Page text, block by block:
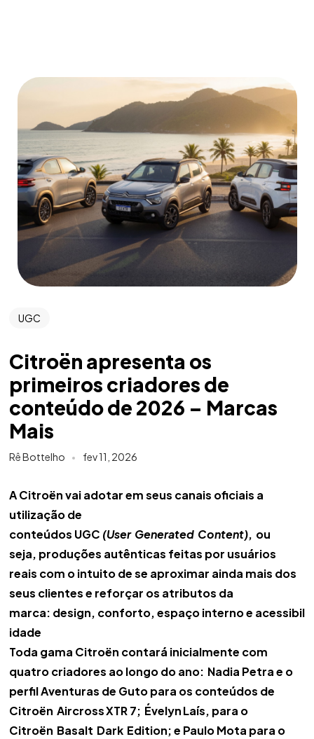
UGC
Citroën apresenta os
primeiros criadores de
conteúdo de 2026 – Marcas
Mais
Rê Bottelho fev 11, 2026
A Citroën vai adotar em seus canais oficiais a
utilização de
conteúdos UGC (User Generated Content), ou
seja, produções autênticas feitas por usuários
reais com o intuito de se aproximar ainda mais dos
seus clientes e reforçar os atributos da
marca: design, conforto, espaço interno e acessibil
idade
Toda gama Citroën contará inicialmente com
quatro criadores ao longo do ano: Nadia Petra e o
perfil Aventuras de Guto para os conteúdos de
Citroën AircrossXTR 7; ÉvelynLaís, para o
Citroën Basalt Dark Edition; e Paulo Mota para o